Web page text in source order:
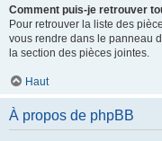
Comment puis-je retrouver
Pour retrouver la liste des
vous rendre dans le panneau
la section des pièces jointes.
Haut
À propos de phpBB